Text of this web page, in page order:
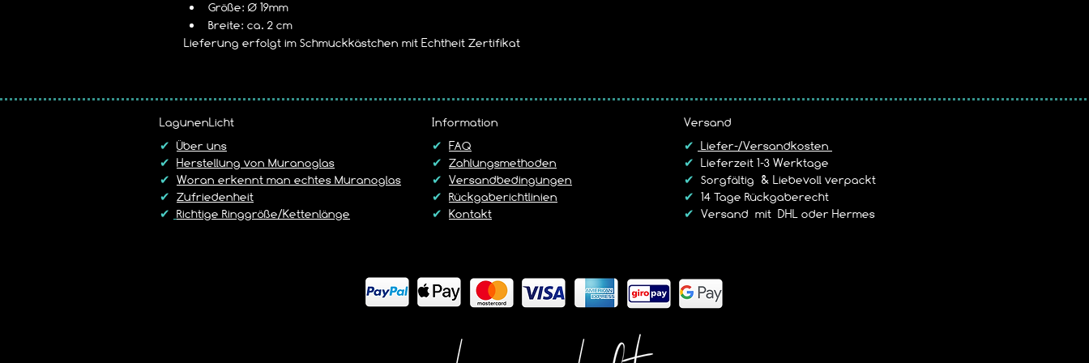
Größe: Ø 19mm
Breite: ca. 2 cm
Lieferung erfolgt im Schmuckkästchen mit Echtheit Zertifikat
LagunenLicht
✔ Über uns
✔ Herstellung von Muranoglas
✔ Woran erkennt man echtes Muranoglas
✔ Zufriedenheit
✔ Richtige Ringgröße/Kettenlänge
Information
✔ FAQ
✔ Zahlungsmethoden
✔ Versandbedingungen
✔ Rückgaberichtlinien
✔ Kontakt
Versand
✔ Liefer-/Versandkosten
✔ Lieferzeit 1-3 Werktage
✔ Sorgfältig & Liebevoll verpackt
✔ 14 Tage Rückgaberecht
✔ Versand mit DHL oder Hermes